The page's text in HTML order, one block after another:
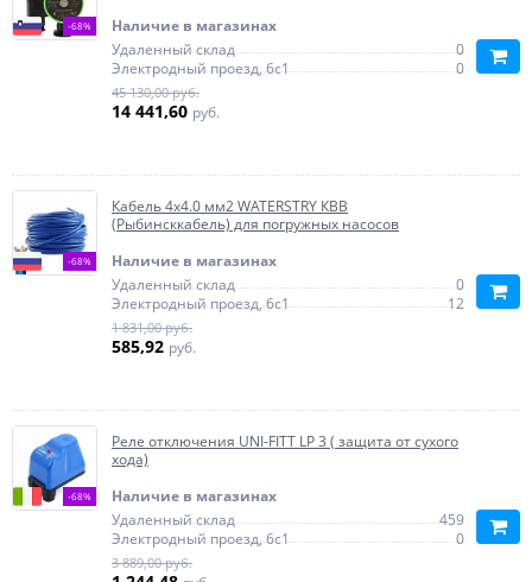
-68%
Наличие в магазинах
Удаленный склад
0
Электродный проезд, 6с1
0
45 130,00 руб.
14 441,60 руб.
-68%
Кабель 4х4.0 мм2 WATERSTRY КВВ
(Рыбинсккабель) для погружных насосов
Наличие в магазинах
Удаленный склад
0
Электродный проезд, 6с1
12
1 831,00 руб.
585,92 руб.
-68%
Реле отключения UNI-FITT LP 3 ( защита от сухого
хода)
Наличие в магазинах
Удаленный склад
459
Электродный проезд, 6с1
0
3 889,00 руб.